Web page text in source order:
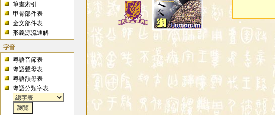
筆畫索引
甲骨部件表
金文部件表
形義源流通解
字音
粵語音節表
粵語聲母表
粵語韻母表
粵語分類字表: